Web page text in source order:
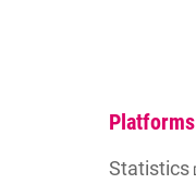
Platforms
Statistics